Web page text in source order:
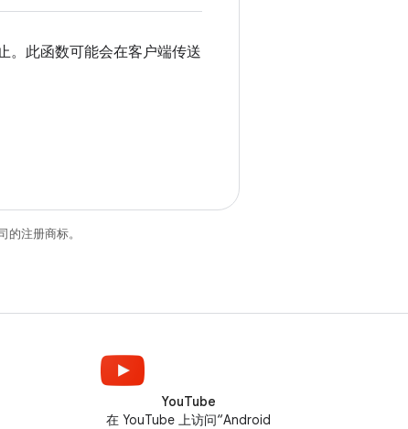
。此函数可能会在客户端传送
注册商标。
YouTube
在 YouTube 上访问“Android